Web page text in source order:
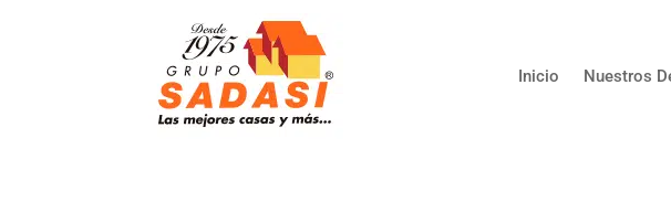
Inicio Nuestros